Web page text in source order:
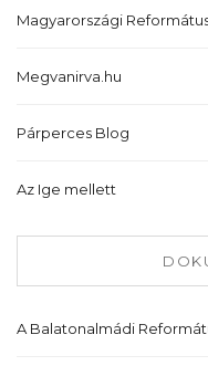
Magyarországi
Megvanirva.hu
Párperces Blog
Az Ige mellett
A Balatonalmádi